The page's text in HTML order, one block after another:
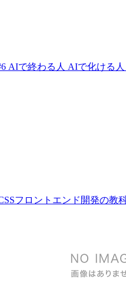
AIで終わる人 AIで化ける人
フロントエンド開発の教